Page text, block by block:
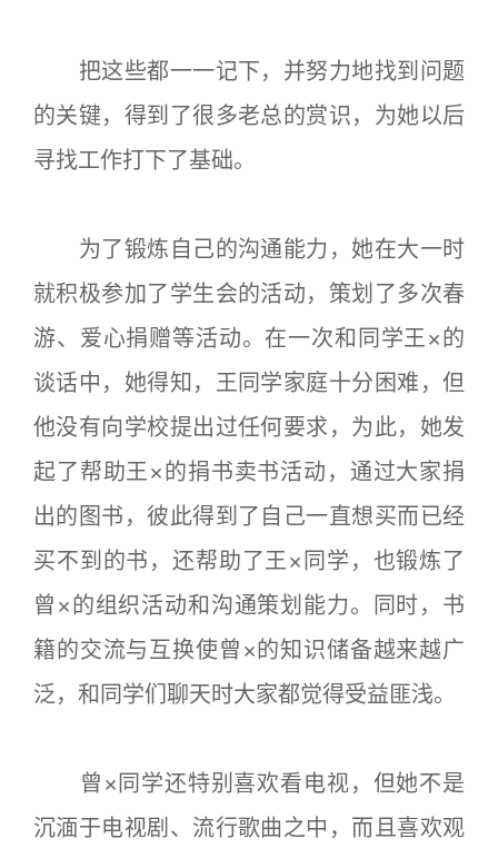
把这些都一一记下，并努力地找到问题
的关键，得到了很多老总的赏识，为她以后
寻找工作打下了基础。
为了锻炼自己的沟通能力，她在大一时
就积极参加了学生会的活动，策划了多次春
游、爱心捐赠等活动。在一次和同学王×的
谈话中，她得知，王同学家庭十分困难，但
他没有向学校提出过任何要求，为此，她发
起了帮助王×的捐书卖书活动，通过大家捐
出的图书，彼此得到了自己一直想买而已经
买不到的书，还帮助了王×同学，也锻炼了
曾×的组织活动和沟通策划能力。同时，书
籍的交流与互换使曾×的知识储备越来越广
泛，和同学们聊天时大家都觉得受益匪浅。
曾×同学还特别喜欢看电视，但她不是
沉湎于电视剧、流行歌曲之中，而且喜欢观